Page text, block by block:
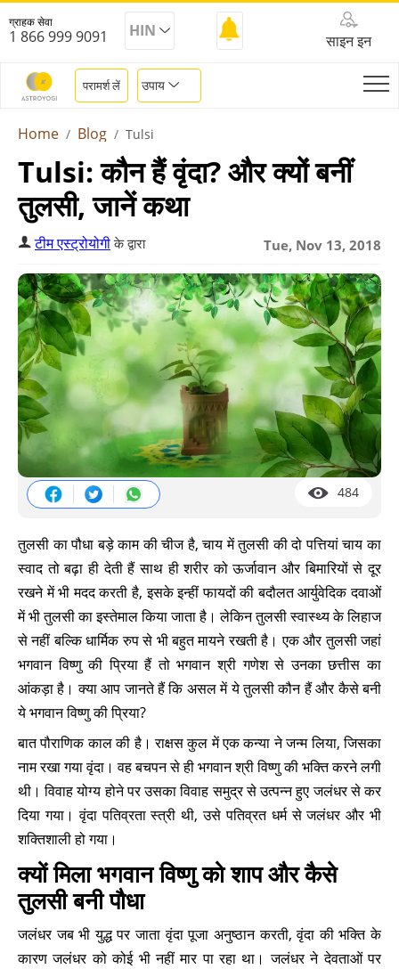
ग्राहक सेवा
1 866 999 9091 HIN
साइन इन
परामर्श लें उपाय
Home Blog Tulsi
Tulsi: कौन हैं वृंदा? और क्यों बनीं
तुलसी, जानें कथा
Tue, Nov 13, 2018
टीम एस्ट्रोयोगीके द्वारा
484
तुलसी का पौधा बड़े काम की चीज है, चाय में तुलसी की दो पत्तियां चाय का
स्वाद तो बढ़ा ही देती हैं साथ ही शरीर को ऊर्जावान और बिमारियों से दूर
रखने में भी मदद करती है, इसके इन्हीं फायदों की बदौलत आर्युवेदिक दवाओं
में भी तुलसी का इस्तेमाल किया जाता है। लेकिन तुलसी स्वास्थ्य के लिहाज
से नहीं बल्कि धार्मिक रुप से भी बहुत मायने रखती है। एक और तुलसी जहां
भगवान विष्णु की प्रिया हैं तो भगवान श्री गणेश से उनका छत्तीस का
आंकड़ा है। क्या आप जानते हैं कि असल में ये तुलसी कौन हैं और कैसे बनी
ये भगवान विष्णु की प्रिया?
बात पौराणिक काल की है। राक्षस कुल में एक कन्या ने जन्म लिया, जिसका
नाम रखा गया वृंदा। वह बचपन से ही भगवान श्री विष्णु की भक्ति करने लगी
थी। विवाह योग्य होने पर उसका विवाह समुद्र से उत्पन्न हुए जलंधर से कर
दिया गया। वृंदा पतिव्रता स्त्री थी, उसे पतिव्रत धर्म से जलंधर और भी
शक्तिशाली हो गया।
क्यों मिला भगवान विष्णु को शाप और कैसे
तुलसी बनी पौधा
जलंधर जब भी युद्ध पर जाता वृंदा पूजा अनुष्ठान करती, वृंदा की भक्ति के
कारण जलंधर को कोई भी नहीं मार पा रहा था। जलंधर ने देवताओं पर